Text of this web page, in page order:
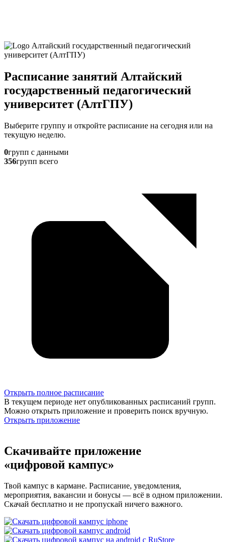
Расписание занятий Алтайский
государственный педагогический
университет (АлтГПУ)
Выберите группу и откройте расписание на сегодня или на
текущую неделю.
0групп с данными
356групп всего
Открыть полное расписание
В текущем периоде нет опубликованных расписаний групп.
Можно открыть приложение и проверить поиск вручную.
Открыть приложение
Скачивайте приложение
«цифровой кампус»
Твой кампус в кармане. Расписание, уведомления,
мероприятия, вакансии и бонусы — всё в одном приложении.
Скачай бесплатно и не пропускай ничего важного.